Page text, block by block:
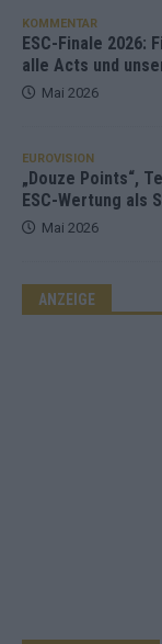
KOMMENTAR
ESC-Finale 2026:
alle Acts und
Mai 2026
EUROVISION
„Douze Points“,
ESC-Wertung als
Mai 2026
ANZEIGE